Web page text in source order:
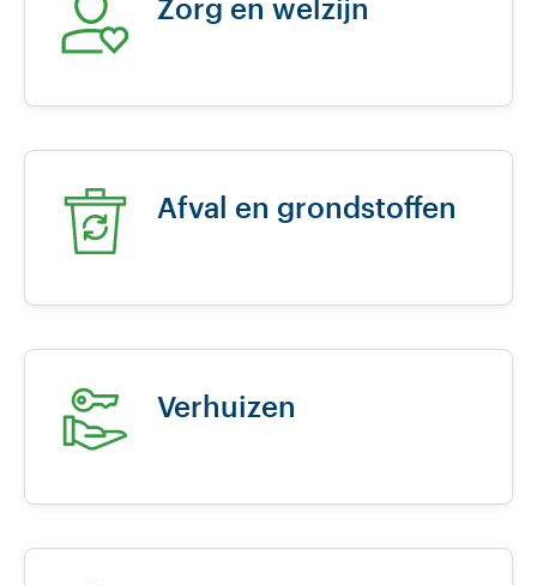
Zorg en welzijn
Afval en grondstoffen
Verhuizen